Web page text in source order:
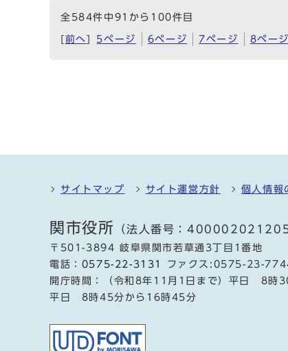
全584件中91から100件目
前へ 5ページ 6ページ 7ページ 8ページ
サイトマップ サイト運営方針 個人情報
関市役所 （法人番号：
〒501-3894 岐阜県関市若草通3丁目1番地
電話： 0575-22-3131
ファクス:0575-23-
開庁時間：（令和8年11月1日まで）平日 8時
平日 8時45分から16時45分